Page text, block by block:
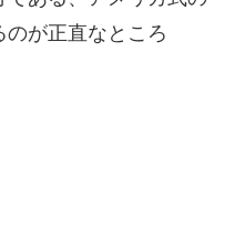
が正直なところ